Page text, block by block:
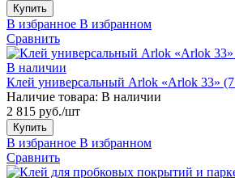
Купить
В избранное В избранном
Сравнить
В наличии
Клей универсальный Arlok «Arlok 33» (7
Наличие товара: В наличии
2 815 руб./шт
Купить
В избранное В избранном
Сравнить